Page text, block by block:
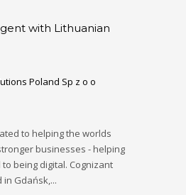
with Lithuanian
Poland Sp z o o
to helping the worlds
businesses - helping
being digital. Cognizant
Gdańsk,...